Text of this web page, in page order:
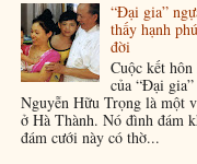
“Đại gia”
thấy hạnh
đời
Cuộc kết
của “Đại
Nguyễn Hữu Trọng là một
ở Hà Thành. Nó đình đám
đám cưới này có thờ...